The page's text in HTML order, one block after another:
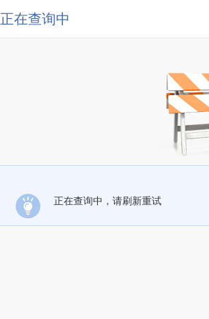
正在查询中
正在查询中，请刷新重试